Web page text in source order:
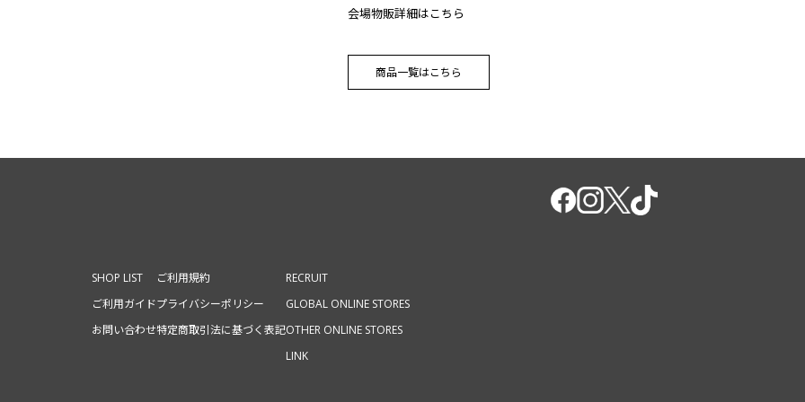
会場物販詳細はこちら
商品一覧はこちら
SHOP LIST
ご利用ガイド
お問い合わせ
ご利用規約
プライバシーポリシー
特定商取引法に基づく表記
RECRUIT
GLOBAL ONLINE STORES
OTHER ONLINE STORES
LINK